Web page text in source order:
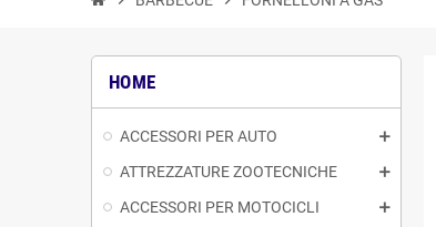
HOME
ACCESSORI PER AUTO
ATTREZZATURE ZOOTECNICHE
ACCESSORI PER MOTOCICLI